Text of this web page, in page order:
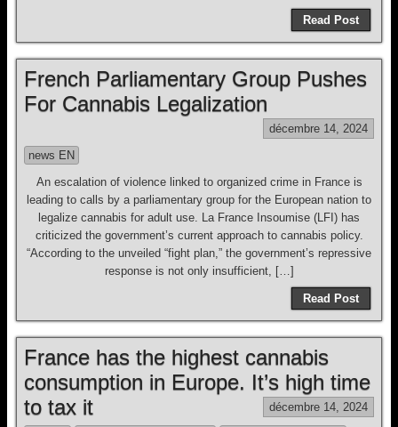
Read Post
French Parliamentary Group Pushes
For Cannabis Legalization
décembre 14, 2024
news EN
An escalation of violence linked to organized crime in France is
leading to calls by a parliamentary group for the European nation to
legalize cannabis for adult use. La France Insoumise (LFI) has
criticized the government’s current approach to cannabis policy.
“According to the unveiled “fight plan,” the government’s repressive
response is not only insufficient, […]
Read Post
France has the highest cannabis
consumption in Europe. It’s high time
to tax it
décembre 14, 2024